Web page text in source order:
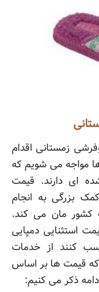
زمستانی اقدام
مواجه می شویم که
ای دارند. قیمت
بزرگی به انجام
کشور مان می کند.
استثنایی دمپایی
کنند از خدمات
که قیمت ها بر اساس
ذکر می کنیم: